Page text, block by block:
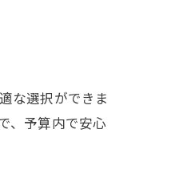
な選択ができま
、予算内で安心